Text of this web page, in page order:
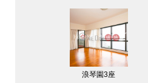
浪琴園3座